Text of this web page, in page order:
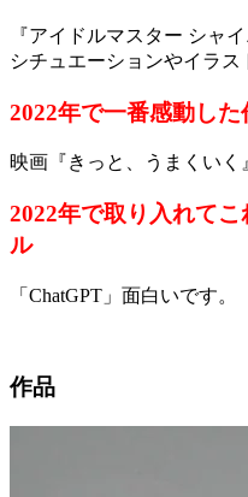
『アイドルマスター シャ
シチュエーションやイラス
2022年で一番感動した
映画『きっと、うまくいく
2022年で取り入れて
ル
「ChatGPT」面白いです。
作品